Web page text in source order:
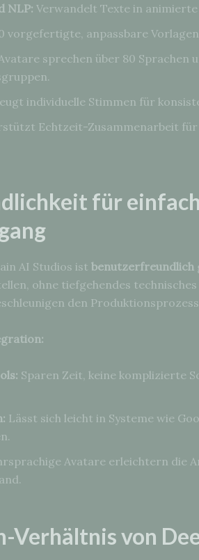
NLP: Verwandelt Texte in animierte
vorgefertigte, anpassbare
sprechen über 80 Sprachen
individuelle Stimmen für
Echtzeit-Zusammenarbeit
für
AI Studios ist benutzerfreundlich
ohne tiefgehendes
den
Sparen Zeit, keine komplizierte
Lässt sich leicht in Systeme wie
Avatare erleichtern die
Verhältnis von